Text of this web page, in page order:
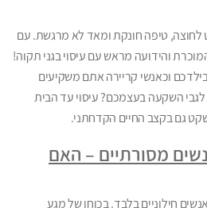
לחוצה, טיפה חונקת ומאד לא מרגשת. עם
והידועה מראש עם עיסוי בגני תקוה!
וכאנשי קריירה אתם משקיעים
השקעה בעצמכם? עיסוי עד הבית
גם בקצב החיים הקדחתני.
מסורתיים – האם
חילוניים בלבד. בכוחו של מגע